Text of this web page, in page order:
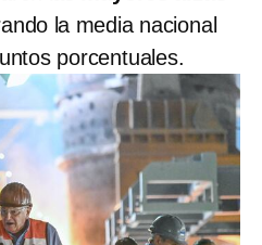
la media nacional
porcentuales.